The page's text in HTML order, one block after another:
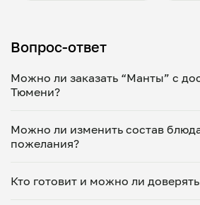
Вопрос-ответ
Можно ли заказать “Манты” с
Тюмени?
Укажите удобное время — и
домашнее блюдо в большой
минут. Статус заказа
кабинете, а с поваром можно
Можно ли изменить состав
пожелания?
ваши предпочтения: уберет
Кто готовит и можно ли